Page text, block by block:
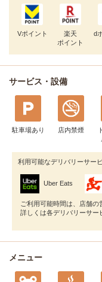
Vポイント
楽天
ポイント
d
サービス・設備
駐車場あり 店内禁煙
利用可能なデリバリーサー
Uber Eats
ご利用可能時間は、店舗の
詳しくは各デリバリーサー
メニュー